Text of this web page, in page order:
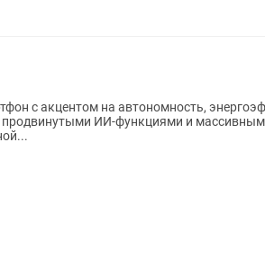
с акцентом на автономность,
продвинутыми ИИ-функциями и массивным